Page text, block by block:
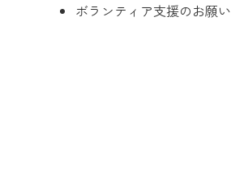
ボランティア支援のお願い